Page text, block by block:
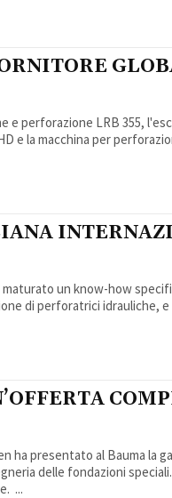
e perforazione LRB 355,
e la macchina per
maturato un know-how
di perforatrici idrauliche, e
ha presentato al Bauma la
delle fondazioni
...